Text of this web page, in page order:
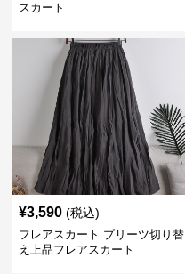
スカート
¥3,590 (税込)
フレアスカート プリーツ切り替
え上品フレアスカート